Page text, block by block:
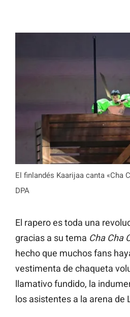
El finlandés Kaarijaa canta «Cha
DPA
El rapero es toda una
gracias a su tema Cha Cha
hecho que muchos fans
vestimenta de chaqueta
llamativo fundido, la
los asistentes a la arena de